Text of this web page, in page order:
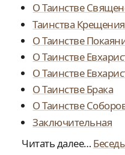
О Таинстве
Таинства
О Таинстве
О Таинстве
О Таинстве
О Таинстве Брака
О Таинстве
Заключительная
Читать далее…